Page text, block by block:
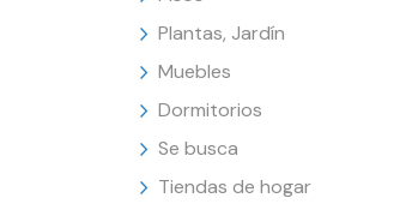
Plantas, Jardín
Muebles
Dormitorios
Se busca
Tiendas de hogar